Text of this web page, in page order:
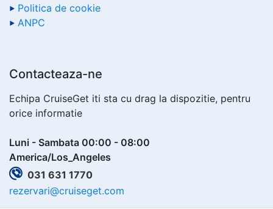
Politica de cookie
ANPC
Contacteaza-ne
Echipa CruiseGet iti sta cu drag la dispozitie, pentru
orice informatie
Luni - Sambata 00:00 - 08:00
America/Los_Angeles
031 631 1770
rezervari@cruiseget.com